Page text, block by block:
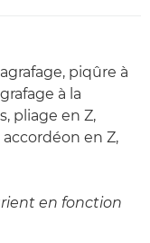
piqûre à
à la
pliage en Z,
en Z,
en fonction